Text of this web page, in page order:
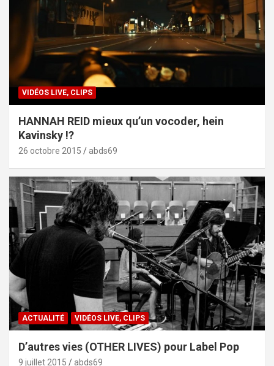
VIDÉOS LIVE, CLIPS
HANNAH REID mieux qu’un vocoder, hein
Kavinsky !?
26 octobre 2015 abds69
ACTUALITÉ VIDÉOS LIVE, CLIPS
D’autres vies (OTHER LIVES) pour Label Pop
9 juillet 2015 abds69